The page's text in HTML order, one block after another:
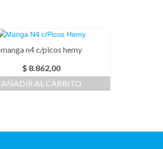
manga n4 c/picos hemy
$ 8.862,00
AÑADIR AL CARRITO